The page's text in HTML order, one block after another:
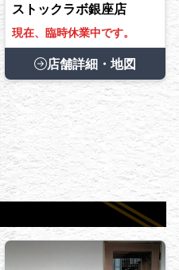
ストックラボ銀座店
現在、臨時休業中です。
店舗詳細・地図